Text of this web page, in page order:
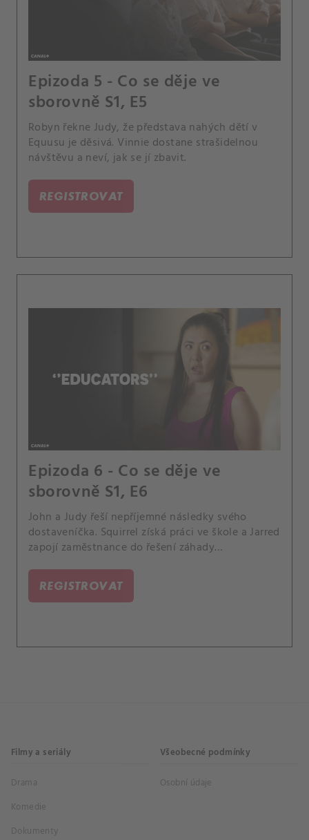
Epizoda 5 - Co se děje ve
sborovně S1, E5
Robyn řekne Judy, že představa nahých dětí v
Equusu je děsivá. Vinnie dostane strašidelnou
návštěvu a neví, jak se jí zbavit.
REGISTROVAT
Epizoda 6 - Co se děje ve
sborovně S1, E6
John a Judy řeší nepříjemné následky svého
dostaveníčka. Squirrel získá práci ve škole a Jarred
zapojí zaměstnance do řešení záhady
REGISTROVAT
Filmy a seriály
Drama
Komedie
Dokumenty
Všeobecné podmínky
Osobní údaje